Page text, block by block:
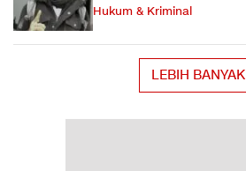
Hukum & Kriminal
LEBIH BANYAK